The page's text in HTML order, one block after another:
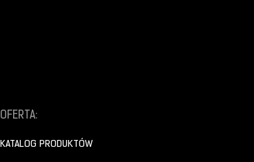
OFERTA:
KATALOG PRODUKTÓW